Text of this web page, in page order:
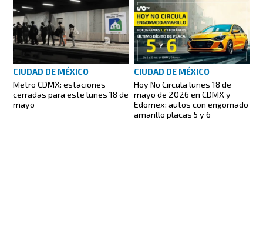
CIUDAD DE MÉXICO
Metro CDMX: estaciones
cerradas para este lunes 18 de
mayo
CIUDAD DE MÉXICO
Hoy No Circula lunes 18 de
mayo de 2026 en CDMX y
Edomex: autos con engomado
amarillo placas 5 y 6